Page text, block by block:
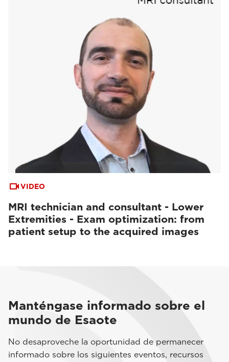
VIDEO
MRI technician and consultant - Lower
Extremities - Exam optimization: from
patient setup to the acquired images
Manténgase informado sobre el
mundo de Esaote
No desaproveche la oportunidad de permanecer
informado sobre los siguientes eventos, recursos